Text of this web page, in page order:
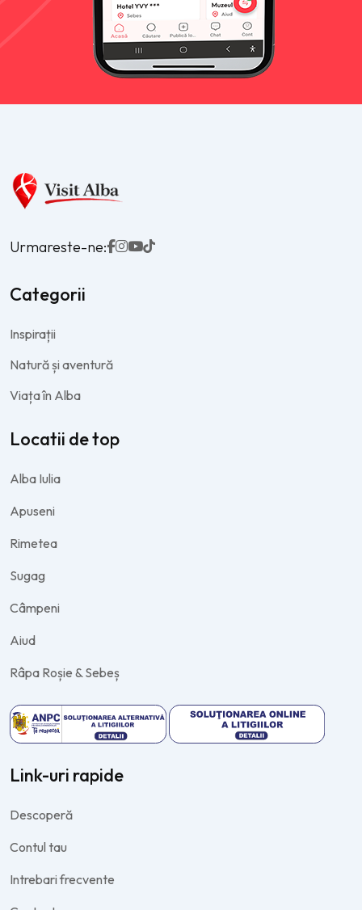
Urmareste-ne:
Categorii
Inspirații
Natură și aventură
Viața în Alba
Locatii de top
Alba Iulia
Apuseni
Rimetea
Sugag
Câmpeni
Aiud
Râpa Roșie & Sebeș
Link-uri rapide
Descoperă
Contul tau
Intrebari frecvente